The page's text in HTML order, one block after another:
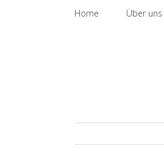
nach:
Home Über uns